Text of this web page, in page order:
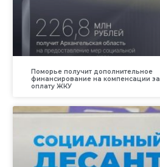
Поморье получит дополнительное
финансирование на компенсации за
оплату ЖКУ